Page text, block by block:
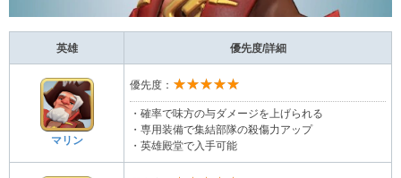
英雄 優先度/詳細
マリン
優先度： ★★★★★
・確率で味方の与ダメージを上げられる
・専用装備で集結部隊の殺傷力アップ
・英雄殿堂で入手可能